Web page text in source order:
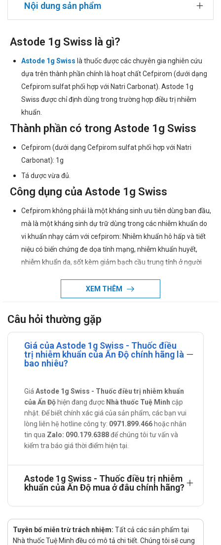
Nội dung sản phẩm
Astode 1g Swiss là gì?
Astode 1g Swiss là thuốc được các chuyên gia nghiên cứu
dựa trên thành phần chính là hoạt chất Cefpirom (dưới dạng
Cefpirom sulfat phối hợp với Natri Carbonat). Astode 1g
Swiss được chỉ định dùng trong trường hợp điều trị nhiễm
khuẩn.
Thành phần có trong Astode 1g Swiss
Cefpirom (dưới dạng Cefpirom sulfat phối hợp với Natri
Carbonat): 1g
Tá dược vừa đủ.
Công dụng của Astode 1g Swiss
Cefpirom không phải là một kháng sinh ưu tiên dùng ban đầu,
mà là một kháng sinh dự trữ dùng trong các nhiễm khuẩn do
vi khuẩn nhạy cảm với cefpirom: Nhiễm khuẩn hô hấp và tiết
niệu có biến chứng đe dọa tính mạng, nhiễm khuẩn huyết,
nhiễm khuẩn da, sốt kèm giảm bạch cầu trung tính ở người
Hướng dẫn dùng Astode 1g Swiss
Dùng đường tiêm truyền.
Liều lượng:
Người lớn: Liều dùng và thời gian điều trị phụ thuộc vào
loại, mức độ nhiễm khuẩn và chức năng thận của người
Liều thường dùng là 1 – 2 g, 12 giờ một lần. Liều cao 2 g, 2
lần một ngày được khuyến cáo dùng cho những trường
hợp nhiễm khuẩn nặng hoặc gây bởi các vi khuẩn kháng
thuốc.
Nhiễm khuẩn đường hô hấp dưới: 2 g, 12 giờ một lần.
Nhiễm khuẩn đường tiết niệu dưới có biến chứng: 1 g, 12
giờ một lần; liều cao: 2 g, 12 giờ một lần.
Nhiễm khuẩn huyết, hoặc nhiễm khuẩn đe dọa tính mạng:
2 g, 12 giờ một lần.
Lưu ý khi sử dụng Astode 1g Swiss
Chống chỉ định: Trong trường hợp dị ứng/quá mẫn với
XEM THÊM
Câu hỏi thường gặp
Giá của Astode 1g Swiss - Thuốc điều
trị nhiễm khuẩn của Ấn Độ chính hãng là
bao nhiêu?
Giá Astode 1g Swiss - Thuốc điều trị nhiễm khuẩn
của Ấn Độ hiện đang được Nhà thuốc Tuệ Minh cập
nhật. Để biết chính xác giá của sản phẩm, các bạn vui
lòng liên hệ hotline công ty: 0971.899.466 hoặc nhắn
tin qua Zalo: 090.179.6388để chúng tôi tư vấn và
kiểm tra báo giá thời điểm hiện tại.
Astode 1g Swiss - Thuốc điều trị nhiễm
khuẩn của Ấn Độ mua ở đâu chính hãng?
Tuyên bố miễn trừ trách nhiệm: Tất cả các sản phẩm tại
Nhà thuốc Tuệ Minh đều có mô tả chi tiết. Chúng tôi sẽ cung